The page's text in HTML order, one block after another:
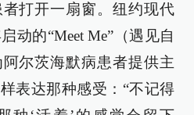
打开一扇窗。纽约现代
动的“Meet Me”（遇见自
尔茨海默病患者提供主
表达那种感受：“不记得